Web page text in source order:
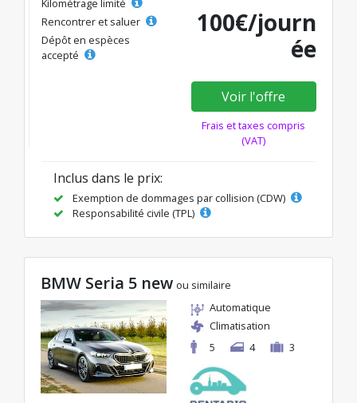
Kilométrage limité
Rencontrer et saluer
Dépôt en espèces
accepté
100€/journ
ée
Voir l'offre
Frais et taxes compris
(VAT)
Inclus dans le prix:
Exemption de dommages par collision (CDW)
Responsabilité civile (TPL)
BMW Seria 5 new ou similaire
Automatique
Climatisation
5
4 3